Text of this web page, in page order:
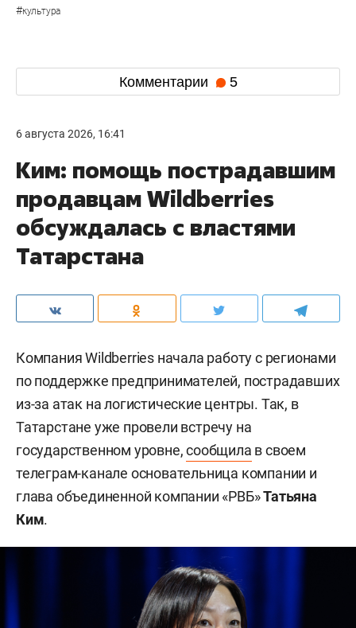
#культура
Комментарии 5
6 августа 2026, 16:41
Ким: помощь пострадавшим
продавцам Wildberries
обсуждалась с властями
Татарстана
Компания Wildberries начала работу с регионами
по поддержке предпринимателей, пострадавших
из-за атак на логистические центры. Так, в
Татарстане уже провели встречу на
государственном уровне,сообщила в своем
телеграм-канале основательница компании и
глава объединенной компании «РВБ»Татьяна
Ким.